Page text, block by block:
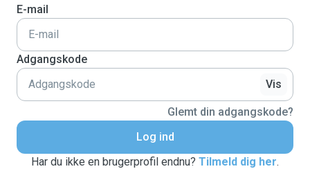
E-mail
Adgangskode
Vis
Glemt din adgangskode?
Log ind
Har du ikke en brugerprofil endnu? Tilmeld dig her.